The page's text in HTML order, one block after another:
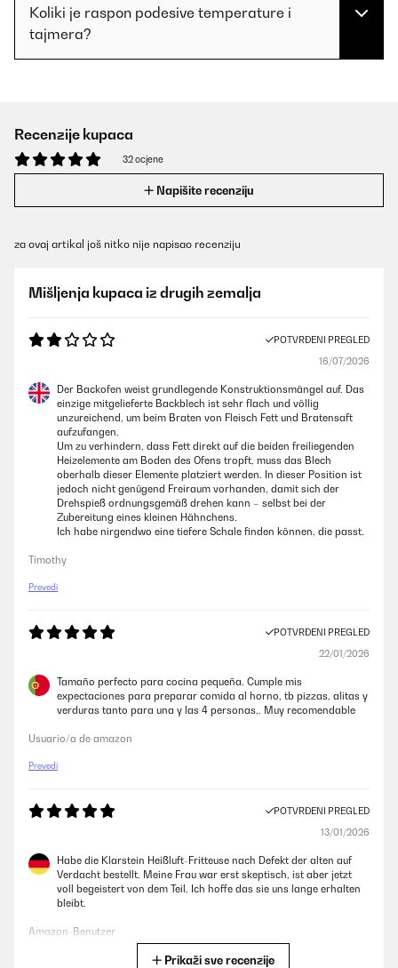
Koliki je raspon podesive temperature i
tajmera?
Recenzije kupaca
32 ocjene
Napišite recenziju
za ovaj artikal još nitko nije napisao recenziju
Mišljenja kupaca iz drugih zemalja
POTVRĐENI PREGLED
16/07/2026
Der Backofen weist grundlegende Konstruktionsmängel auf. Das
einzige mitgelieferte Backblech ist sehr flach und völlig
unzureichend, um beim Braten von Fleisch Fett und Bratensaft
aufzufangen.
Um zu verhindern, dass Fett direkt auf die beiden freiliegenden
Heizelemente am Boden des Ofens tropft, muss das Blech
oberhalb dieser Elemente platziert werden. In dieser Position ist
jedoch nicht genügend Freiraum vorhanden, damit sich der
Drehspieß ordnungsgemäß drehen kann – selbst bei der
Zubereitung eines kleinen Hähnchens.
Ich habe nirgendwo eine tiefere Schale finden können, die passt.
Timothy
Prevedi
POTVRĐENI PREGLED
22/01/2026
Tamaño perfecto para cocina pequeña. Cumple mis
expectaciones para preparar comida al horno, tb pizzas, alitas y
verduras tanto para una y las 4 personas,. Muy recomendable
Usuario/a de amazon
Prevedi
POTVRĐENI PREGLED
13/01/2026
Habe die Klarstein Heißluft-Fritteuse nach Defekt der alten auf
Verdacht bestellt. Meine Frau war erst skeptisch, ist aber jetzt
voll begeistert von dem Teil. Ich hoffe das sie uns lange erhalten
bleibt.
Amazon-Benutzer
Prikaži sve recenzije